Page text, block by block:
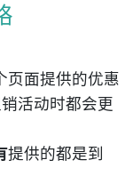
页面提供的优惠
活动时都会更
提供的都是到